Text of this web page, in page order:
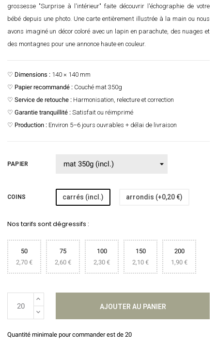
grossesse "Surprise à l'intérieur" faite découvrir l'échographie de votre
bébé depuis une photo. Une carte entièrement illustrée à la main ou nous
avons imaginé un décor coloré avec un lapin en parachute, des nuages et
des montagnes pour une annonce haute en couleur.
♡ Dimensions : 140 × 140 mm
♡ Papier recommandé : Couché mat 350g
♡ Service de retouche : Harmonisation, relecture et correction
♡ Garantie tranquillité : Satisfait ou réimprimé
♡ Production : Environ 5–6 jours ouvrables + délai de livraison
PAPIER
COINS carrés (incl.) arrondis (+0,20 €)
Nos tarifs sont dégressifs :
50
2,70 €
75
2,60 €
100
2,30 €
150
2,10 €
200
1,90 €
AJOUTER AU PANIER
Quantité minimale pour commander est de 20